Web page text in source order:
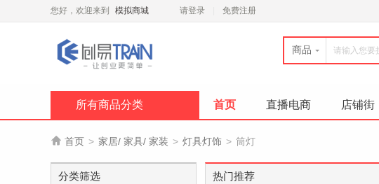
您好，欢迎来到 模拟商城 请登录 免费注册
商品
所有商品分类 首页 直播电商 店铺街
 首页 > 家居/ 家具/ 家装 > 灯具灯饰 > 筒灯
分类筛选 热门推荐